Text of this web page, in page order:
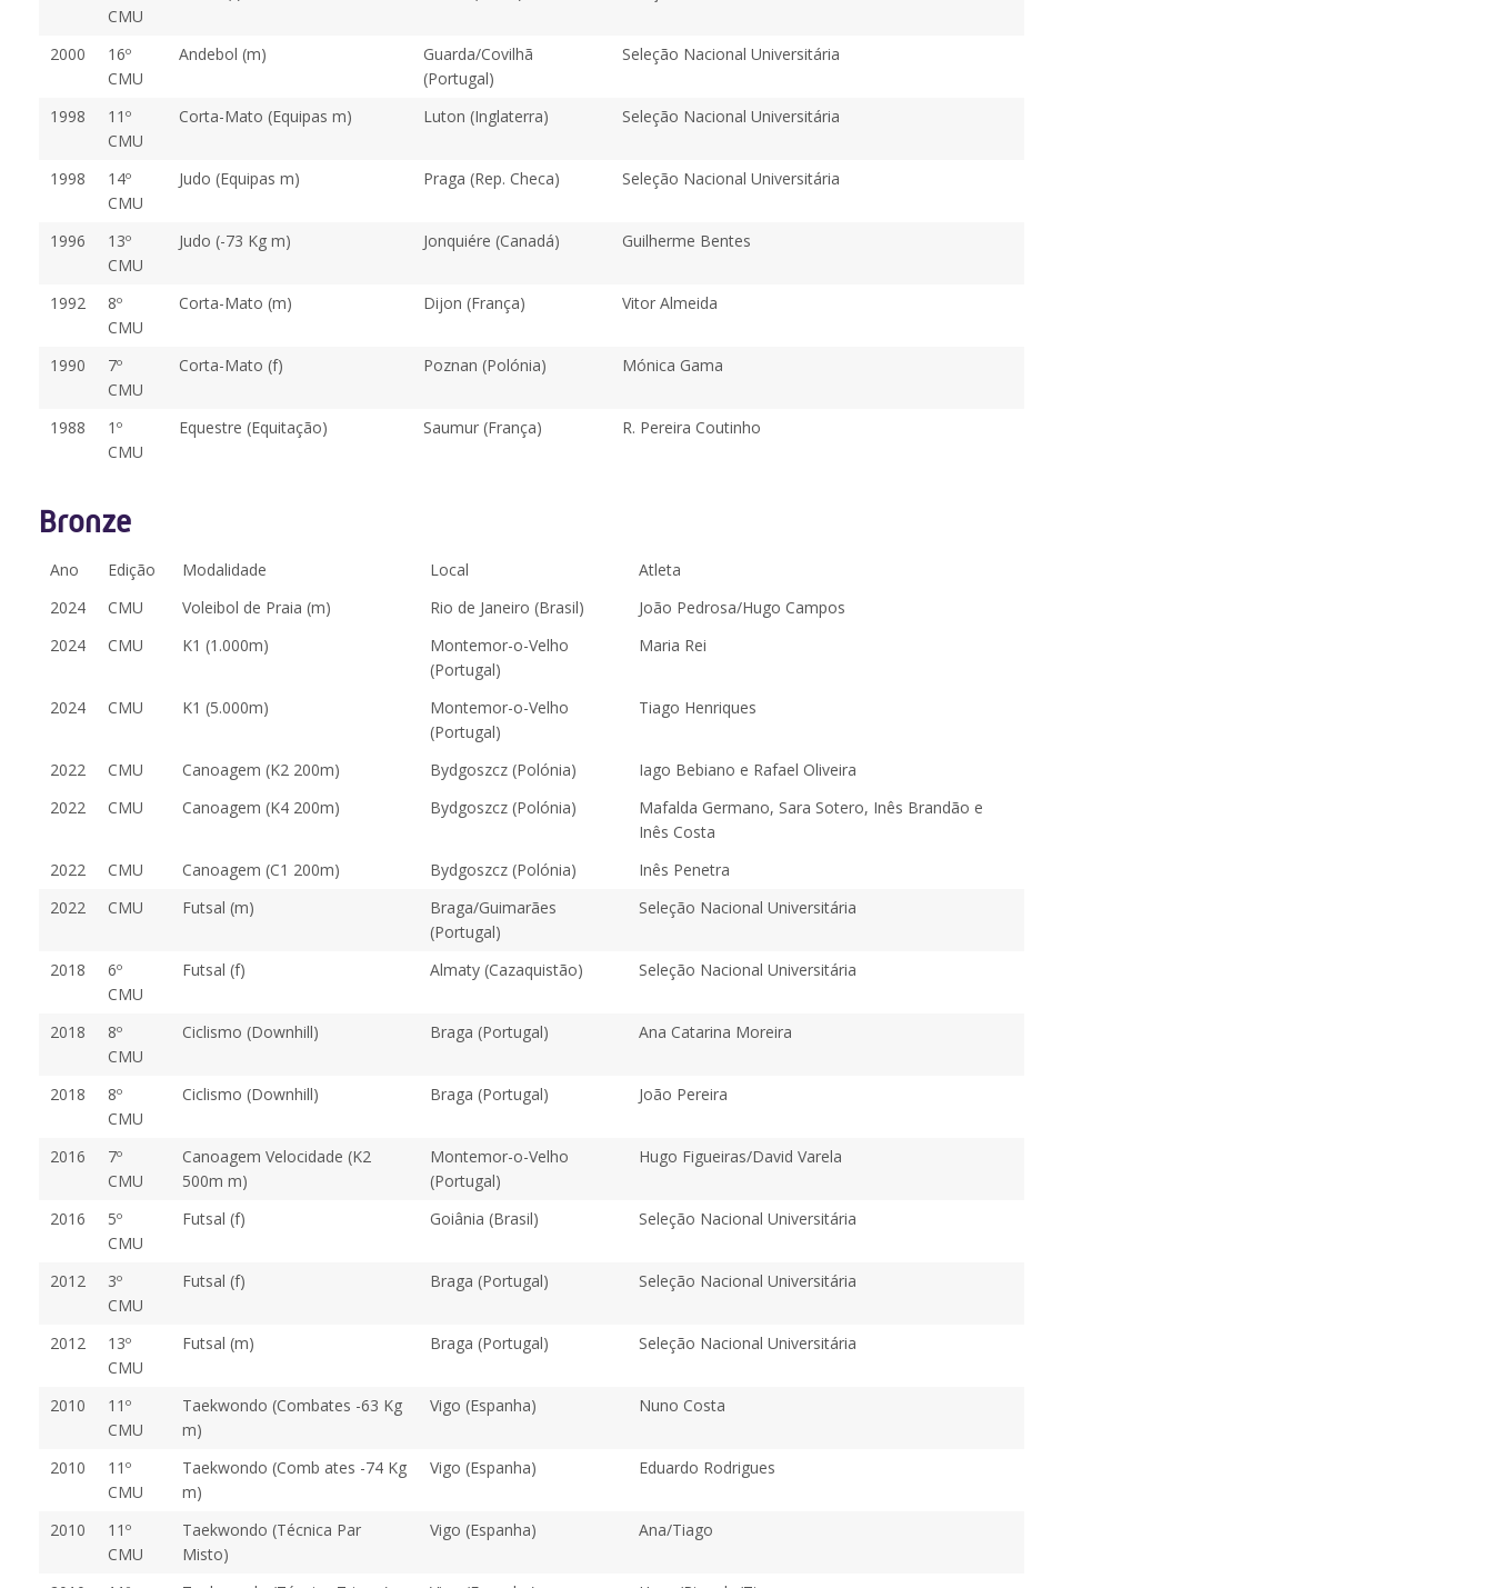
CMU
2000
16º
CMU
Andebol (m)
Guarda/Covilhã
(Portugal)
Seleção Nacional Universitária
1998
11º
CMU
Corta-Mato (Equipas m) Luton (Inglaterra) Seleção Nacional Universitária
1998
14º
CMU
Judo (Equipas m) Praga (Rep. Checa) Seleção Nacional Universitária
1996
13º
CMU
Judo (-73 Kg m) Jonquiére (Canadá) Guilherme Bentes
1992
8º
CMU
Corta-Mato (m) Dijon (França) Vitor Almeida
1990
7º
CMU
Corta-Mato (f) Poznan (Polónia) Mónica Gama
1988
1º
CMU
Equestre (Equitação) Saumur (França) R. Pereira Coutinho
Bronze
Ano Edição Modalidade Local
Atleta
2024
CMU Voleibol de Praia (m) Rio de Janeiro (Brasil)
João Pedrosa/Hugo Campos
2024
CMU K1 (1.000m)
Montemor-o-Velho
(Portugal)
Maria Rei
2024 CMU K1 (5.000m)
Montemor-o-Velho
(Portugal)
Tiago Henriques
2022 CMU Canoagem (K2 200m) Bydgoszcz (Polónia)
Iago Bebiano e Rafael Oliveira
2022
CMU Canoagem (K4 200m) Bydgoszcz (Polónia)
Mafalda Germano, Sara Sotero, Inês Brandão e
Inês Costa
2022
CMU Canoagem (C1 200m) Bydgoszcz (Polónia)
Inês Penetra
2022
CMU Futsal (m)
Braga/Guimarães
(Portugal)
Seleção Nacional Universitária
2018
6º
CMU
Futsal (f) Almaty (Cazaquistão) Seleção Nacional Universitária
2018
8º
CMU
Ciclismo (Downhill) Braga (Portugal) Ana Catarina Moreira
2018
8º
CMU
Ciclismo (Downhill) Braga (Portugal) João Pereira
2016
7º
CMU
Canoagem Velocidade (K2
500m m)
Montemor-o-Velho
(Portugal)
Hugo Figueiras/David Varela
2016
5º
CMU
Futsal (f) Goiânia (Brasil) Seleção Nacional Universitária
2012
3º
CMU
Futsal (f) Braga (Portugal) Seleção Nacional Universitária
2012
13º
CMU
Futsal (m) Braga (Portugal) Seleção Nacional Universitária
2010
11º
CMU
Taekwondo (Combates -63 Kg
m)
Vigo (Espanha) Nuno Costa
2010
11º
CMU
Taekwondo (Comb ates -74 Kg
m)
Vigo (Espanha) Eduardo Rodrigues
2010
11º
CMU
Taekwondo (Técnica Par
Misto)
Vigo (Espanha) Ana/Tiago